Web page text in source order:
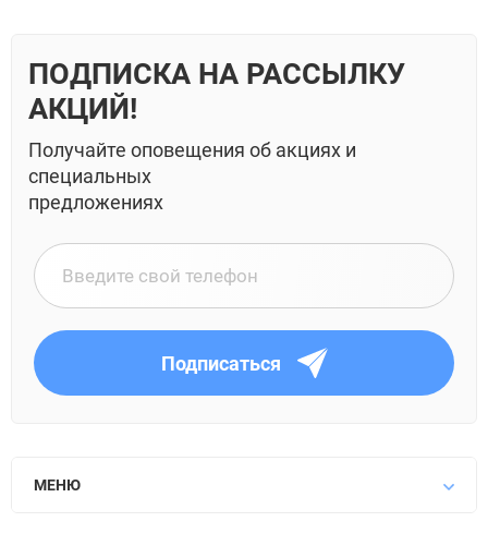
ПОДПИСКА НА РАССЫЛКУ
АКЦИЙ!
Получайте оповещения об акциях и
специальных
предложениях
Подписаться
МЕНЮ